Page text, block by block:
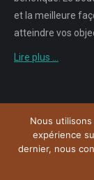
et la meilleure
atteindre vos
Lire plus …
Copyright ©
Nous
expérience
dernier, nous